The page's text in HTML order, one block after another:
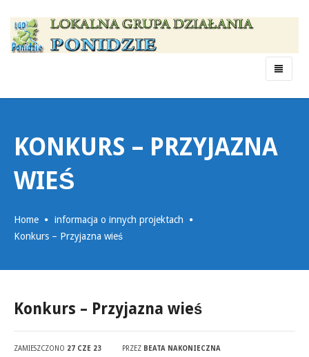
Menu
KONKURS – PRZYJAZNA
WIEŚ
Home
informacja o innych projektach
Konkurs – Przyjazna wieś
Konkurs – Przyjazna wieś
ZAMIESZCZONO 27 CZE 23 PRZEZ BEATA NAKONIECZNA